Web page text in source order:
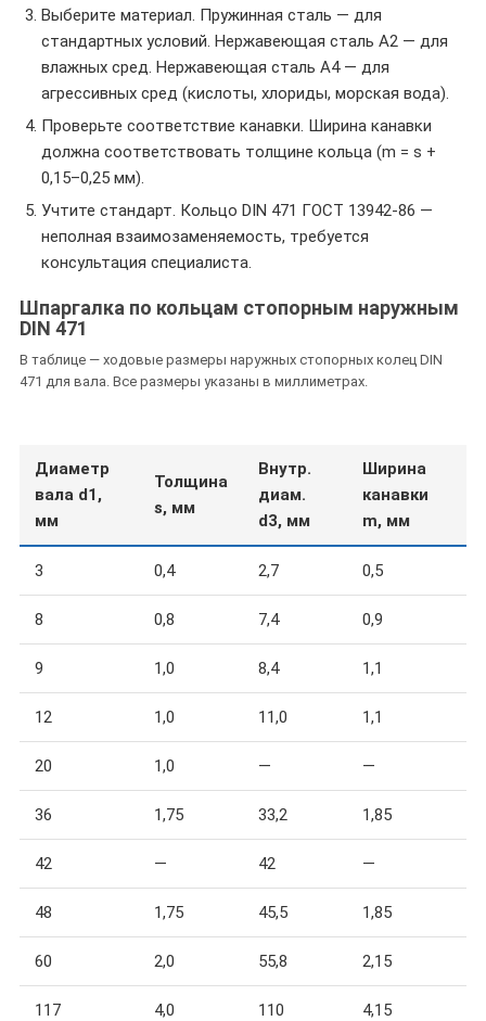
Выберите материал. Пружинная сталь — для
стандартных условий. Нержавеющая сталь A2 — для
влажных сред. Нержавеющая сталь A4 — для
агрессивных сред (кислоты, хлориды, морская вода).
Проверьте соответствие канавки. Ширина канавки
должна соответствовать толщине кольца (m = s +
0,15–0,25 мм).
Учтите стандарт. Кольцо DIN 471 ГОСТ 13942-86 —
неполная взаимозаменяемость, требуется
консультация специалиста.
Шпаргалка по кольцам стопорным наружным
DIN 471
В таблице — ходовые размеры наружных стопорных колец DIN
471 для вала. Все размеры указаны в миллиметрах.
Диаметр
вала d1,
мм
Толщина
s, мм
Внутр.
диам.
d3, мм
Ширина
канавки
m, мм
3 0,4 2,7 0,5
8 0,8 7,4 0,9
9 1,0 8,4 1,1
12 1,0 11,0 1,1
20 1,0 — —
36 1,75 33,2 1,85
42 — 42 —
48 1,75 45,5 1,85
60 2,0 55,8 2,15
117 4,0 110 4,15